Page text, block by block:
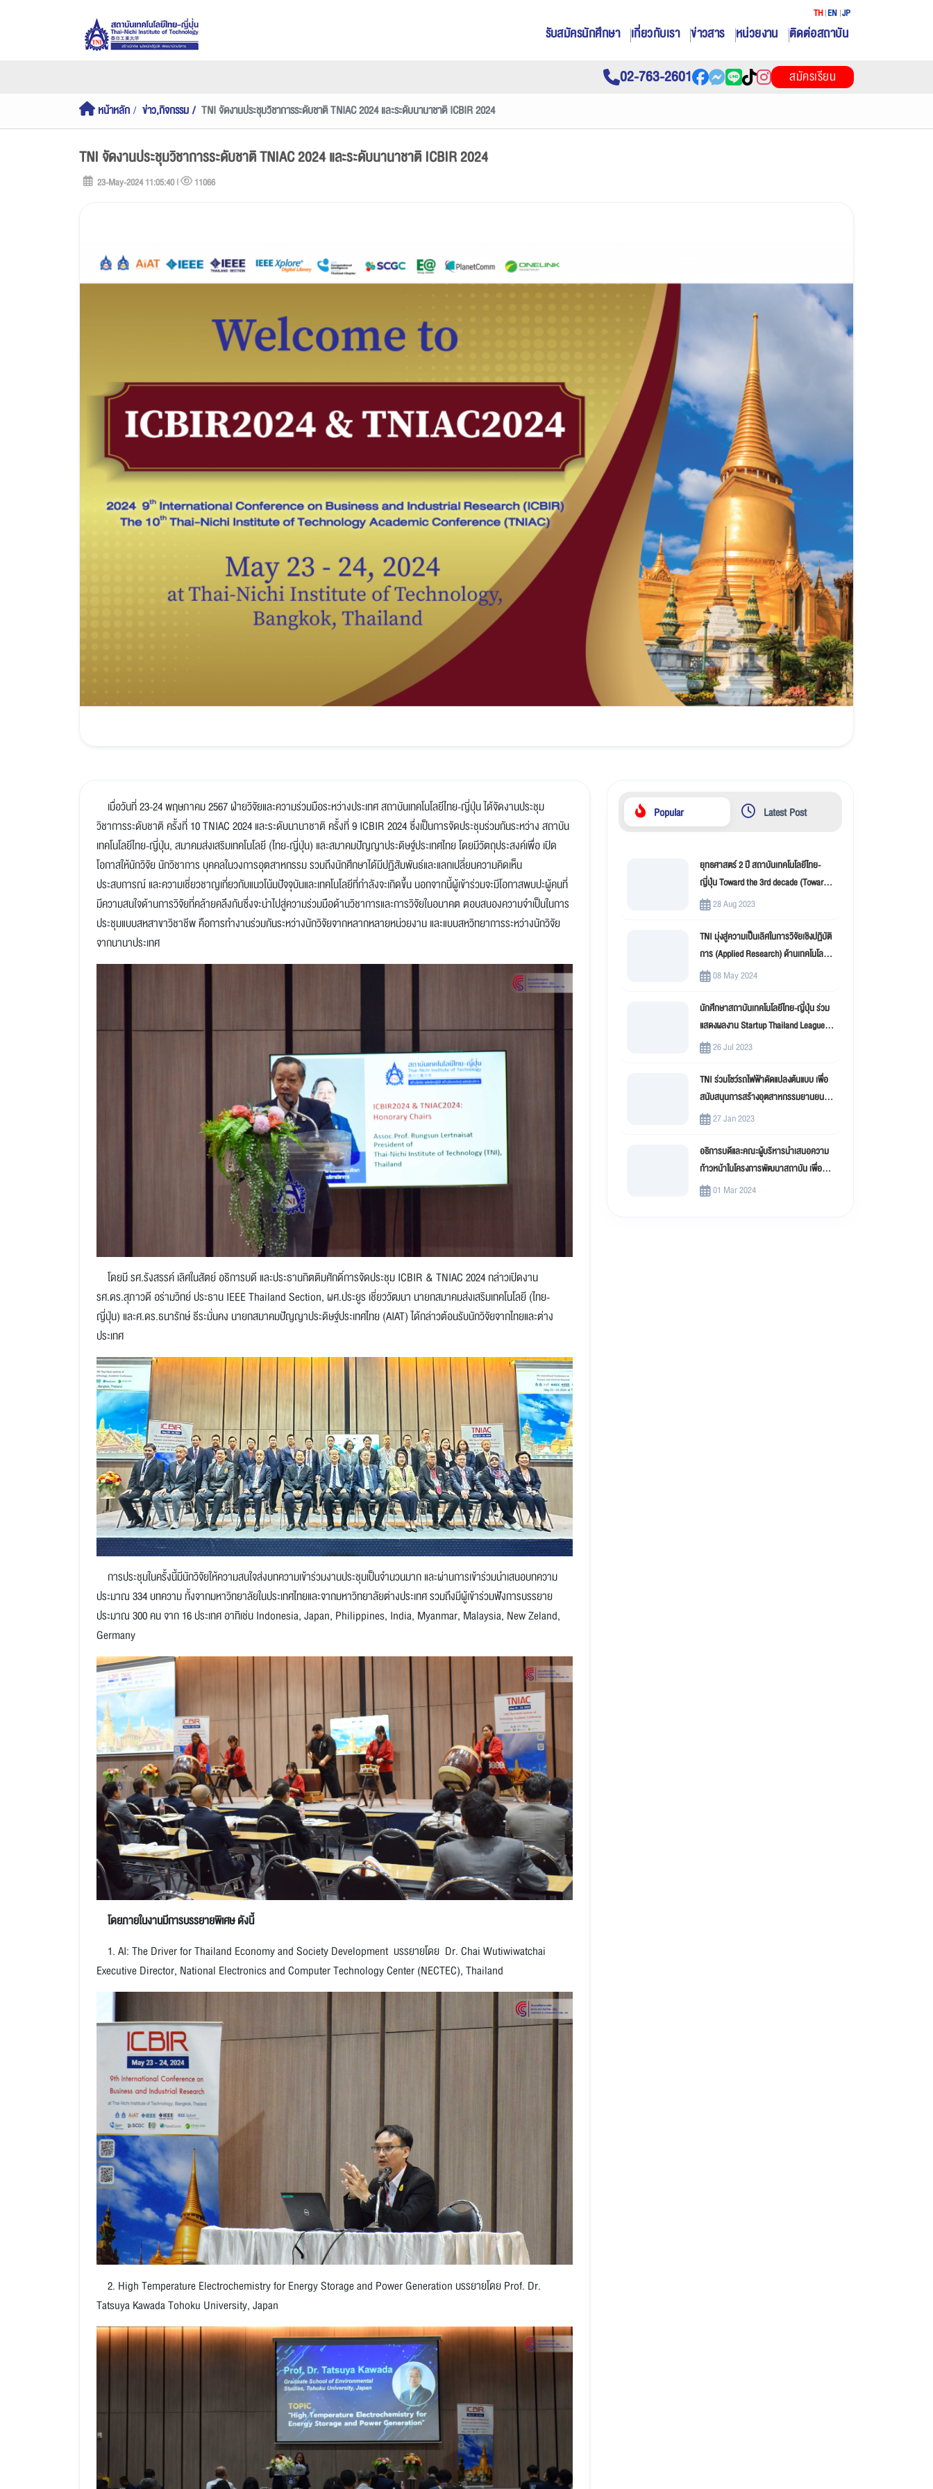
รับสมัครนักศึกษา เกี่ยวกับเรา ข่าวสาร หน่วยงาน ติดต่อสถาบัน
TH EN JP
02-763-2601 สมัครเรียน
หน้าหลัก ข่าว,กิจกรรม TNI จัดงานประชุมวิชาการระดับชาติ TNIAC 2024 และระดับนานาชาติ ICBIR 2024
TNI จัดงานประชุมวิชาการระดับชาติ TNIAC 2024 และระดับนานาชาติ ICBIR 2024
23-May-2024 11:05:40 | 11066
เมื่อวันที่ 23-24 พฤษภาคม 2567 ฝ่ายวิจัยและความร่วมมือระหว่างประเทศ สถาบันเทคโนโลยีไทย-ญี่ปุ่น ได้จัดงานประชุม
วิชาการระดับชาติ ครั้งที่ 10 TNIAC 2024 และระดับนานาชาติ ครั้งที่ 9 ICBIR 2024 ซึ่งเป็นการจัดประชุมร่วมกันระหว่าง สถาบัน
เทคโนโลยีไทย-ญี่ปุ่น, สมาคมส่งเสริมเทคโนโลยี (ไทย-ญี่ปุ่น) และสมาคมปัญญาประดิษฐ์ประเทศไทย โดยมีวัตถุประสงค์เพื่อ เปิด
โอกาสให้นักวิจัย นักวิชาการ บุคคลในวงการอุตสาหกรรม รวมถึงนักศึกษาได้มีปฏิสัมพันธ์และแลกเปลี่ยนความคิดเห็น
ประสบการณ์ และความเชี่ยวชาญเกี่ยวกับแนวโน้มปัจจุบันและเทคโนโลยีที่กำลังจะเกิดขึ้น นอกจากนี้ผู้เข้าร่วมจะมีโอกาสพบปะผู้คนที่
มีความสนใจด้านการวิจัยที่คล้ายคลึงกันซึ่งจะนำไปสู่ความร่วมมือด้านวิชาการและการวิจัยในอนาคต ตอบสนองความจำเป็นในการ
ประชุมแบบสหสาขาวิชาชีพ คือการทำงานร่วมกันระหว่างนักวิจัยจากหลากหลายหน่วยงาน และแบบสหวิทยาการระหว่างนักวิจัย
จากนานาประเทศ
โดยมี รศ.รังสรรค์ เลิศในสัตย์ อธิการบดี และประธานกิตติมศักดิ์การจัดประชุม ICBIR & TNIAC 2024 กล่าวเปิดงาน
รศ.ดร.สุภาวดี อร่ามวิทย์ ประธาน IEEE Thailand Section, ผศ.ประยูร เชี่ยววัฒนา นายกสมาคมส่งเสริมเทคโนโลยี (ไทย-
ญี่ปุ่น) และศ.ดร.ธนารักษ์ ธีระมั่นคง นายกสมาคมปัญญาประดิษฐ์ประเทศไทย (AIAT) ได้กล่าวต้อนรับนักวิจัยจากไทยและต่าง
ประเทศ
การประชุมในครั้งนี้มีนักวิจัยให้ความสนใจส่งบทความเข้าร่วมงานประชุมเป็นจำนวนมาก และผ่านการเข้าร่วมนำเสนอบทความ
ประมาณ 334 บทความ ทั้งจากมหาวิทยาลัยในประเทศไทยและจากมหาวิทยาลัยต่างประเทศ รวมถึงมีผู้เข้าร่วมฟังการบรรยาย
ประมาณ 300 คน จาก 16 ประเทศ อาทิเช่น Indonesia, Japan, Philippines, India, Myanmar, Malaysia, New Zeland,
Germany
โดยภายในงานมีการบรรยายพิเศษ ดังนี้
1. AI: The Driver for Thailand Economy and Society Development บรรยายโดย Dr. Chai Wutiwiwatchai
Executive Director, National Electronics and Computer Technology Center (NECTEC), Thailand
2. High Temperature Electrochemistry for Energy Storage and Power Generation บรรยายโดย Prof. Dr.
Tatsuya Kawada Tohoku University, Japan
Popular Latest Post
ยุทธศาสตร์ 2 ปี สถาบันเทคโนโลยีไทย-
ญี่ปุ่น Toward the 3rd decade (Toward
New Innovation –TNI)
28 Aug 2023
TNI มุ่งสู่ความเป็นเลิศในการวิจัยเชิงปฏิบัติ
การ (Applied Research) ด้านเทคโนโลยี
สารสนเทศ
08 May 2024
นักศึกษาสถาบันเทคโนโลยีไทย-ญี่ปุ่น ร่วม
แสดงผลงาน Startup Thailand League
202326 Jul 2023
TNI ร่วมโชว์รถไฟฟ้าดัดแปลงต้นแบบ เพื่อ
สนับสนุนการสร้างอุตสาหกรรมยานยนต์
ไฟฟ้าดัดแปลง (EV Conversion)
27 Jan 2023
อธิการบดีและคณะผู้บริหารนำเสนอความ
ก้าวหน้าในโครงการพัฒนาสถาบัน เพื่อขับ
เคลื่อน สถาบันเทคโนโลยีไทย-ญี่ปุ่น (TNI)
01 Mar 2024